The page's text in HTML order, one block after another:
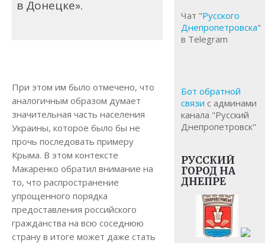
в Донецке».
При этом им было отмечено, что
аналогичным образом думает
значительная часть населения
Украины, которое было бы не
прочь последовать примеру
Крыма. В этом контексте
Макаренко обратил внимание на
то, что распространение
упрощенного порядка
предоставления российского
гражданства на всю соседнюю
страну в итоге может даже стать
Чат "Русского
Днепропетровска"
в Telegram
Бот обратной
связи с админами
канала "Русский
Днепропетровск"
РУССКИЙ
ГОРОД НА
ДНЕПРЕ